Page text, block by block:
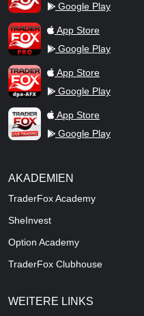
Google Play
TraderFox ProApp Store
Google Play
TraderFox dpa-AFX ProFeed
App Store
Google Play
TraderFox Live Trading
App Store
Google Play
AKADEMIEN
TraderFox Academy
SheInvest
Option Academy
TraderFox Clubhouse
WEITERE LINKS